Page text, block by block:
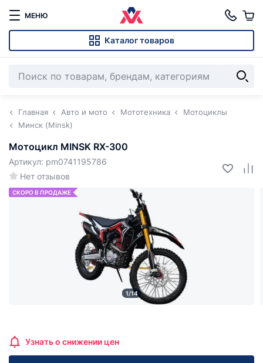
МЕНЮ
Каталог товаров
Главная Авто и мото Мототехника
Мотоциклы
Минск (Minsk)
Мотоцикл MINSK RX-300
Нет отзывов
Артикул: pm0741195786
СКОРО В ПРОДАЖЕ
1/14
Узнать о снижении цен